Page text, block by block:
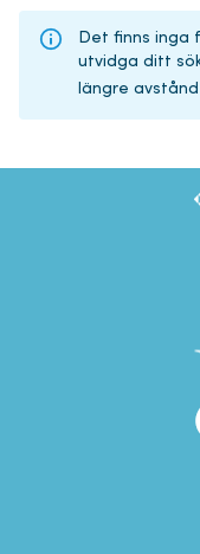
Det finns inga
utvidga ditt
längre